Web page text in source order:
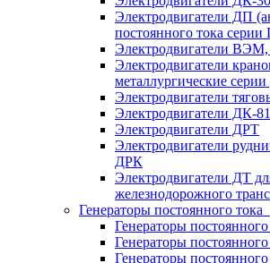
Электродвигатели ДП
постоянного тока
Электродвигатели
Электродвигатели
металлургические
Электродвигатели
Электродвигатели ДК-
Электродвигатели ДРТ
Электродвигатели
ДРК
Электродвигатели ДТ
железнодорожного
Генераторы постоянного тока
Генераторы
Генераторы
Генераторы